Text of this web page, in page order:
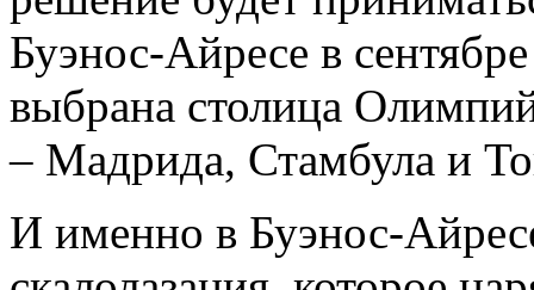
Буэнос-Айресе в
выбрана столица
– Мадрида, Стамбула и
И именно в Буэнос-